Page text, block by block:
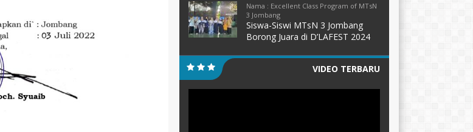
Nama : Excellent Class Program of MTsN
3 Jombang
Siswa-Siswi MTsN 3 Jombang
Borong Juara di D’LAFEST 2024
VIDEO TERBARU